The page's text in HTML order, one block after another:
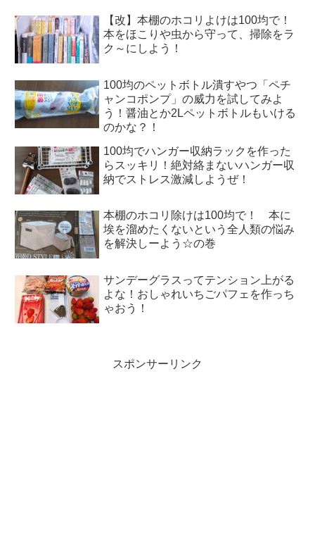
【改】本棚のホコリよけは100均で！
本をほこりや虫から守って、掃除をラ
ク～にしよう！
100均のペットボトル潰すやつ「ペチ
ャンコポンプ」の威力を試してみよ
う！醤油とか2Lペットボトルもいける
のかな？！
100均でハンガー収納ラックを作った
らスッキリ！絶対絡まないハンガー収
納でストレス激減しようぜ！
本棚のホコリ除けは100均で！ 本に
埃を溜めたくないという全人類の悩み
を解決しーよう☆の巻
サンデーグラスってテンション上がる
よな！おしゃれいちごパフェを作っち
ゃおう！
スポンサーリンク